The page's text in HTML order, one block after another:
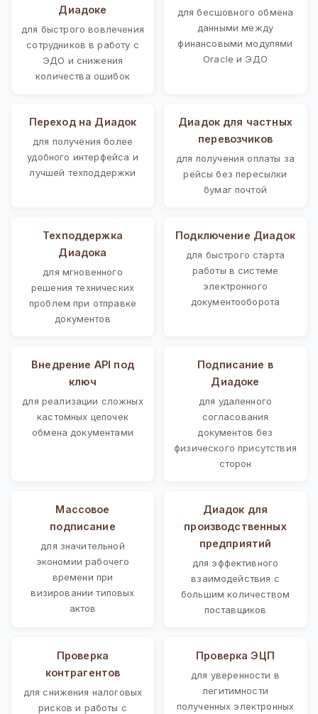
Диадоке
для быстрого вовлечения
сотрудников в работу с
ЭДО и снижения
количества ошибок
для бесшовного обмена
данными между
финансовыми модулями
Oracle и ЭДО
Переход на Диадок
для получения более
удобного интерфейса и
лучшей техподдержки
Диадок для частных
перевозчиков
для получения оплаты за
рейсы без пересылки
бумаг почтой
Техподдержка
Диадока
для мгновенного
решения технических
проблем при отправке
документов
Подключение Диадок
для быстрого старта
работы в системе
электронного
документооборота
Внедрение API под
ключ
для реализации сложных
кастомных цепочек
обмена документами
Подписание в
Диадоке
для удаленного
согласования
документов без
физического присутствия
сторон
Массовое
подписание
для значительной
экономии рабочего
времени при
визировании типовых
актов
Диадок для
производственных
предприятий
для эффективного
взаимодействия с
большим количеством
поставщиков
Проверка
контрагентов
для снижения налоговых
рисков и работы с
Проверка ЭЦП
для уверенности в
легитимности
полученных электронных